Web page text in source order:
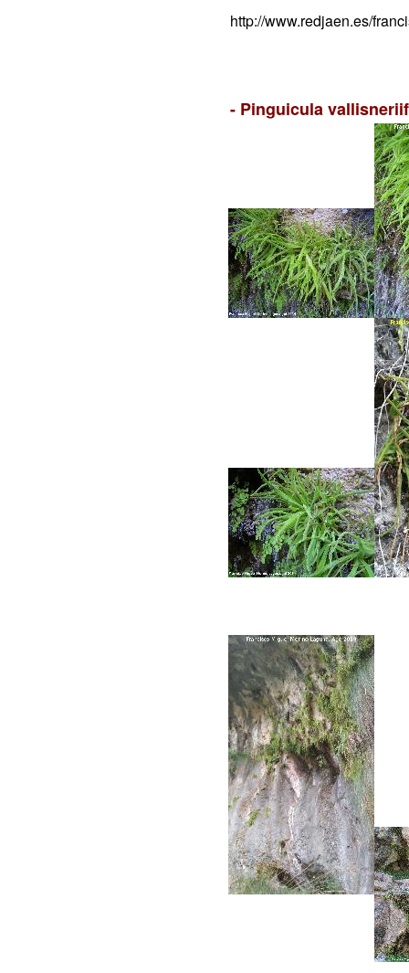
http://www.redjaen.es/
- Pinguicula